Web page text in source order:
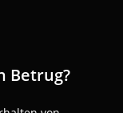
Betrug?